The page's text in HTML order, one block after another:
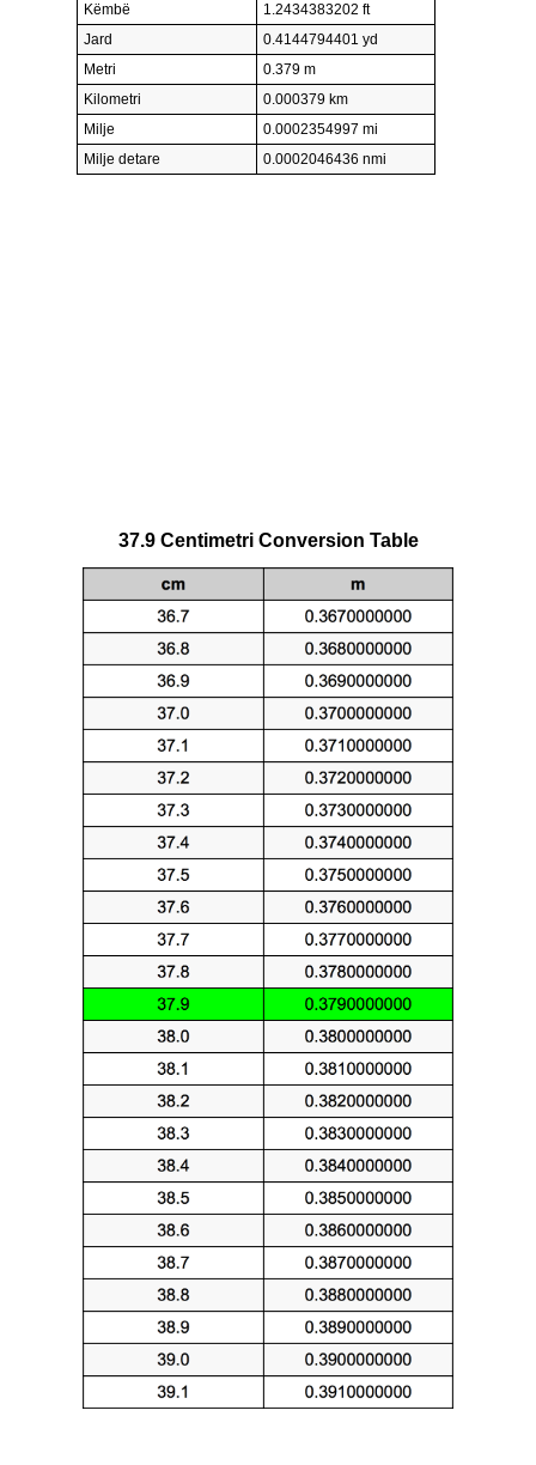
Këmbë
1.2434383202 ft
Jard
0.4144794401 yd
Metri
0.379 m
Kilometri
0.000379 km
Milje
0.0002354997 mi
Milje detare
0.0002046436 nmi
37.9 Centimetri Conversion Table